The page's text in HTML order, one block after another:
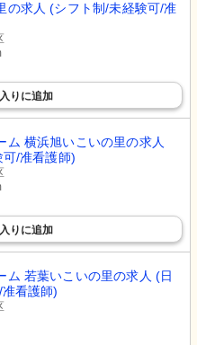
の求人 (シフト制/未経験可/准
り に追加
ム 横浜旭いこいの里の求人
/准看護師)
り に追加
ム 若葉いこいの里の求人 (日
看護師)